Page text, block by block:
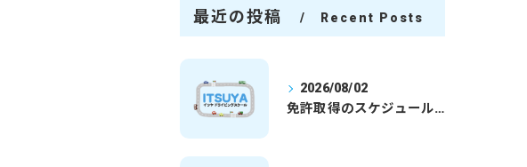
最近の投稿 Recent Posts
2026/08/02
免許取得のスケジュールを徹底解説学生社会人の通学合宿別プランで最短取得のコツ